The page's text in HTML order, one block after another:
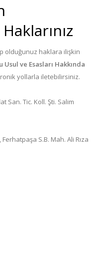
olduğunuz haklara ilişkin
ve Esasları Hakkında
yollarla iletebilirsiniz.
San. Tic. Koll. Şti. Salim
S.B. Mah. Ali Rıza